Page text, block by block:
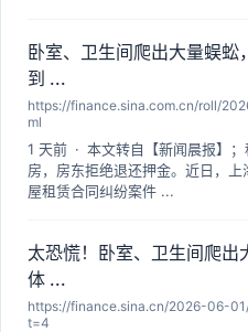
卧室、卫生间爬出大量蜈
到 ...
https://finance.sina.com.cn/roll/
ml
1 天前 · 本文转自【新闻晨报】
房，房东拒绝退还押金。近日，
屋租赁合同纠纷案件 ...
太恐慌！卧室、卫生间爬出
体 ...
https://finance.sina.cn/2026-06-
t=4